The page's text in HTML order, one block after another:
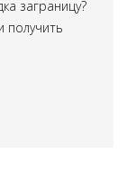
заграницу?
получить